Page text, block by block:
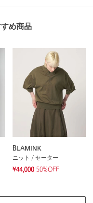
め商品
BLAMINK
ニット / セーター
¥44,000 50%OFF